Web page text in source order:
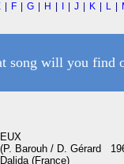
F |G H |J K L
song will you find
EUX
(P. Barouh / D. Gérard
Dalida (France)